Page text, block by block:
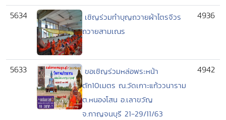
5634
เชิญร่วมทำบุญถวายผ้าไตรจีวร
ถวายสามเณร
4936
5633
ขอเชิญร่วมหล่อพระหน้า
ตัก10เมตร ณ.วัดเกาะแก้ววนาราม
ต.หนองโสน อ.เลาขวัญ
จ.กาญจนบุรี 21-29/11/63
4942